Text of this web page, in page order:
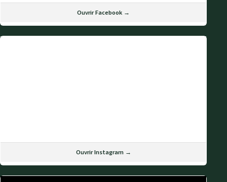
Ouvrir Facebook →
Ouvrir Instagram →